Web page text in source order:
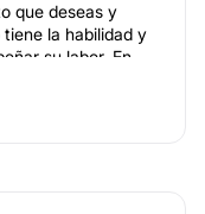
que deseas y
la habilidad y
su labor. En